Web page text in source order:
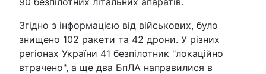
Згідно з інформацією від військових, було
знищено 102 ракети та 42 дрони. У різних
регіонах України 41 безпілотник "локаційно
втрачено", а ще два БпЛА направилися в